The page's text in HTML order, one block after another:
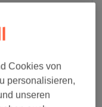
Cookies von
personalisieren,
unseren